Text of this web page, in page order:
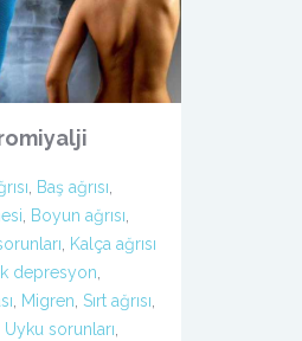
Baş ağrısı
Boyun ağrısı
Kalça ağrısı
depresyon
Migren Sırt ağrısı
Uyku sorunları